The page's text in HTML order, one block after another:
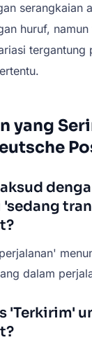
serangkaian
huruf,
tergantung
yang
dalam
'Terkirim'